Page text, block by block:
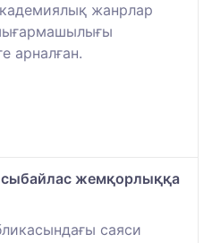
жанрлар
арналған.
сыбайлас жемқорлыққа
саяси